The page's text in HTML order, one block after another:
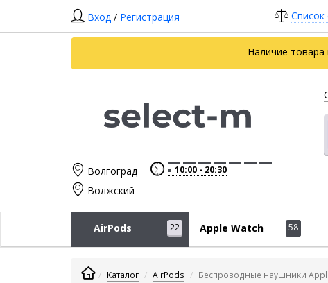
Вход / Регистрация Список
Наличие
Волгоград 10:00 20:30
Волжский
22
AirPods 58
Apple Watch
Каталог AirPods Беспроводные наушники